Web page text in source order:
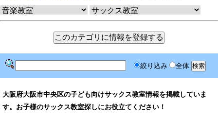
絞り込み 全体
大阪府大阪市中央区の子ども向けサックス教室情報を掲載していま
す。お子様のサックス教室探しにお役立てください！